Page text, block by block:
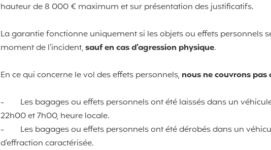
hauteur de 8 000 € maximum et sur présentation des justificatifs.
La garantie fonctionne uniquement si les objets ou effets personnels
moment de l’incident, sauf en cas d’agression physique.
En ce qui concerne le vol des effets personnels, nous ne couvrons pas
- Les bagages ou effets personnels ont été laissés dans un
22h00 et 7h00, heure locale.
- Les bagages ou effets personnels ont été dérobés dans un
d’effraction caractérisée.